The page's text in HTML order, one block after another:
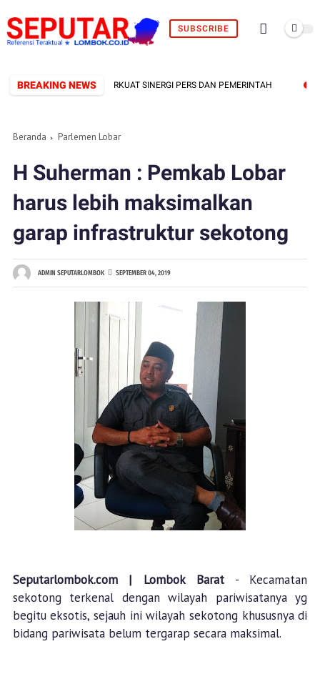
SUBSCRIBE
BREAKING NEWS
TERBENTUK, SIAP PERKUAT SINERGI PERS DAN PEMERINTAH FBI
Beranda Parlemen Lobar
H Suherman : Pemkab Lobar
harus lebih maksimalkan
garap infrastruktur sekotong
ADMIN SEPUTARLOMBOK SEPTEMBER 04, 2019
Seputarlombok.com | Lombok Barat- Kecamatan
sekotong terkenal dengan wilayah pariwisatanya yg
begitu eksotis, sejauh ini wilayah sekotong khususnya di
bidang pariwisata belum tergarap secara maksimal.